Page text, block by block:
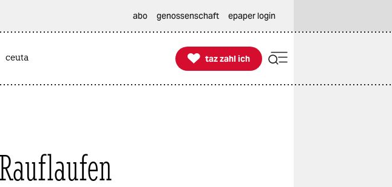
abo genossenschaft epaper login
ceuta 
taz zahl ich
taz zahl ich